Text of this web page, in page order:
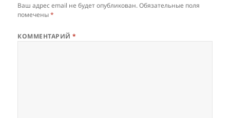
Ваш адрес email не будет опубликован. Обязательные поля
помечены*
КОММЕНТАРИЙ*